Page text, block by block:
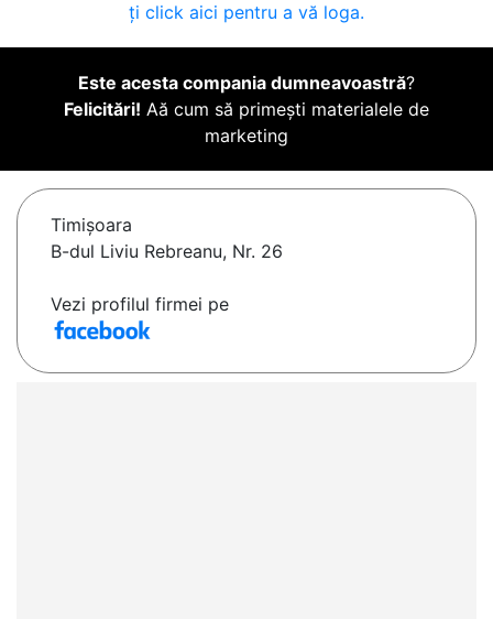
ți click aici pentru a vă loga.
Este acesta compania dumneavoastră?
Felicitări! Aă cum să primești materialele de
marketing
Timişoara
B-dul Liviu Rebreanu, Nr. 26
Vezi profilul firmei pe